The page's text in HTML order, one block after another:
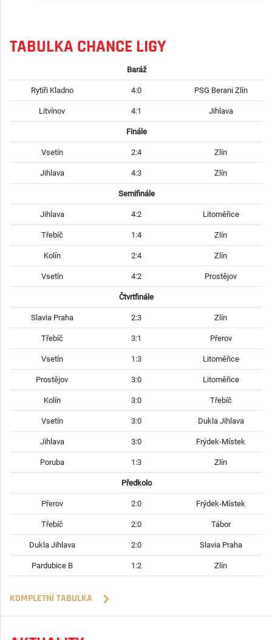
TABULKA CHANCE LIGY
Baráž
Rytíři Kladno 4:0 PSG Berani Zlín
Litvínov 4:1 Jihlava
Finále
Vsetín 2:4 Zlín
Jihlava 4:3 Zlín
Semifinále
Jihlava 4:2 Litoměřice
Třebíč 1:4 Zlín
Kolín 2:4 Zlín
Vsetín 4:2 Prostějov
Čtvrtfinále
Slavia Praha 2:3 Zlín
Třebíč 3:1 Přerov
Vsetín 1:3 Litoměřice
Prostějov 3:0 Litoměřice
Kolín 3:0 Třebíč
Vsetín 3:0 Dukla Jihlava
Jihlava 3:0 Frýdek-Místek
Poruba 1:3 Zlín
Předkolo
Přerov 2:0 Frýdek-Místek
Třebíč 2:0 Tábor
Dukla Jihlava 2:0 Slavia Praha
Pardubice B 1:2 Zlín
KOMPLETNÍ TABULKA